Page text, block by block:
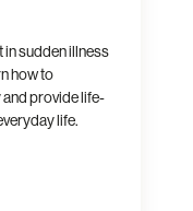
in sudden illness
how to
provide life-
life.